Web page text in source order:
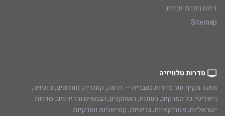
דיווח הפרת זכויות
Sitemap
סדרות טלוויזיה
מאגר מקיף של סדרות בעברית — דרמה, קומדיה, מותחנים, פנטזיה,
ריאליטי. כל הפרקים, העונות, השחקנים, הבמאים והדירוגים. סדרות
ישראליות, אמריקאיות, בריטיות, קוריאניות וטורקיות.